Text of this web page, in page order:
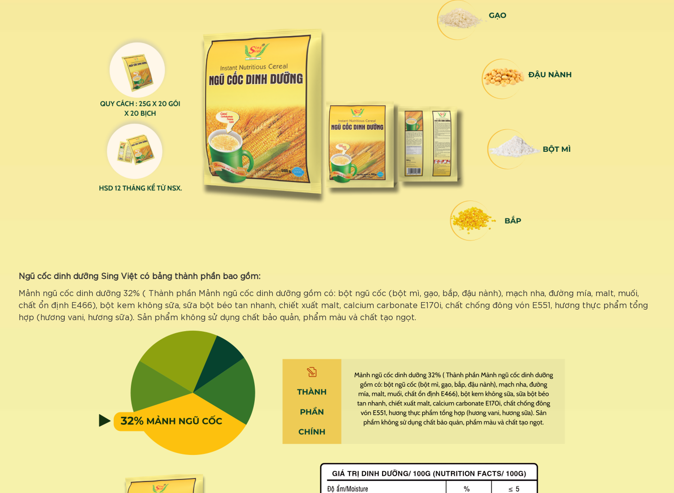
Ngũ cốc dinh dưỡng Sing Việt có bảng thành phần bao gồm:
Mảnh ngũ cốc dinh dưỡng 32% ( Thành phần Mảnh ngũ cốc dinh dưỡng gồm có: bột ngũ cốc (bột mì, gạo, bắp, đậu nành), mạch nha, đường mía, malt, muối,
chất ổn định E466), bột kem không sữa, sữa bột béo tan nhanh, chiết xuất malt, calcium carbonate E170i, chất chống đông vón E551, hương thực phẩm tổng
hợp (hương vani, hương sữa). Sản phẩm không sử dụng chất bảo quản, phẩm màu và chất tạo ngọt.